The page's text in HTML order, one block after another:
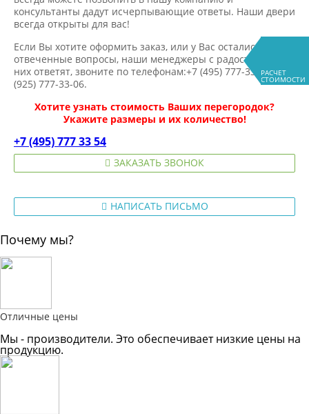
РАСЧЕТ
СТОИМОСТИ
консультанты дадут исчерпывающие ответы. Наши двери
всегда открыты для вас!
Если Вы хотите оформить заказ, или у Вас остались не
отвеченные вопросы, наши менеджеры с радостью на
них ответят, звоните по телефонам:+7 (495) 777-33-54, +7
(925) 777-33-06.
Хотите узнать стоимость Ваших перегородок?
Укажите размеры и их количество!
+7 (495) 777 33 54
ЗАКАЗАТЬ ЗВОНОК
НАПИСАТЬ ПИСЬМО
Почему мы?
Отличные цены
Мы - производители. Это обеспечивает низкие цены на
продукцию.